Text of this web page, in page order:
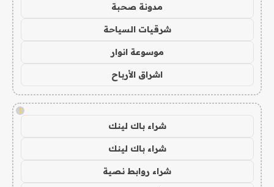
مدونة صحبة
شرقيات السياحة
موسوعة انوار
اشراق الأرباح
!
شراء باك لينك
شراء باك لينك
شراء روابط نصية